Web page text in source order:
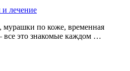
лечение
по коже, временная
все это знакомые каждом …